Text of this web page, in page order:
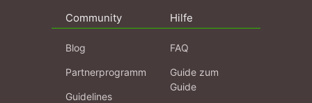
Community
Blog
Partnerprogramm
Guidelines
Hilfe
FAQ
Guide zum
Guide